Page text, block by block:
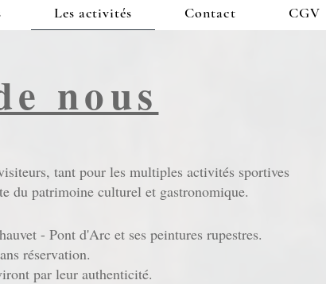
nous
tant pour les multiples activités sportives
du patrimoine culturel et gastronomique.
- Pont d'Arc et ses peintures rupestres.
réservation.
par leur authenticité.
Les activités Contact CGV